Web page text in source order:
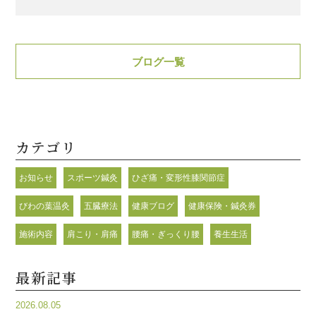
ブログ一覧
カテゴリ
お知らせ スポーツ鍼灸 ひざ痛・変形性膝関節症
びわの葉温灸 五臓療法 健康ブログ 健康保険・鍼灸券
施術内容 肩こり・肩痛 腰痛・ぎっくり腰 養生生活
最新記事
2026.08.05